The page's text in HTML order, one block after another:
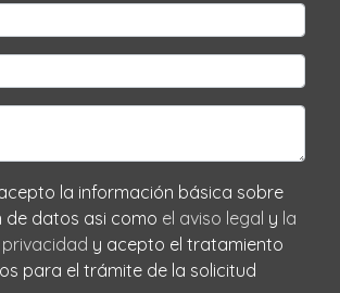
básica sobre
protección de datos asi como el aviso legal y la
y acepto el tratamiento
para el trámite de la solicitud